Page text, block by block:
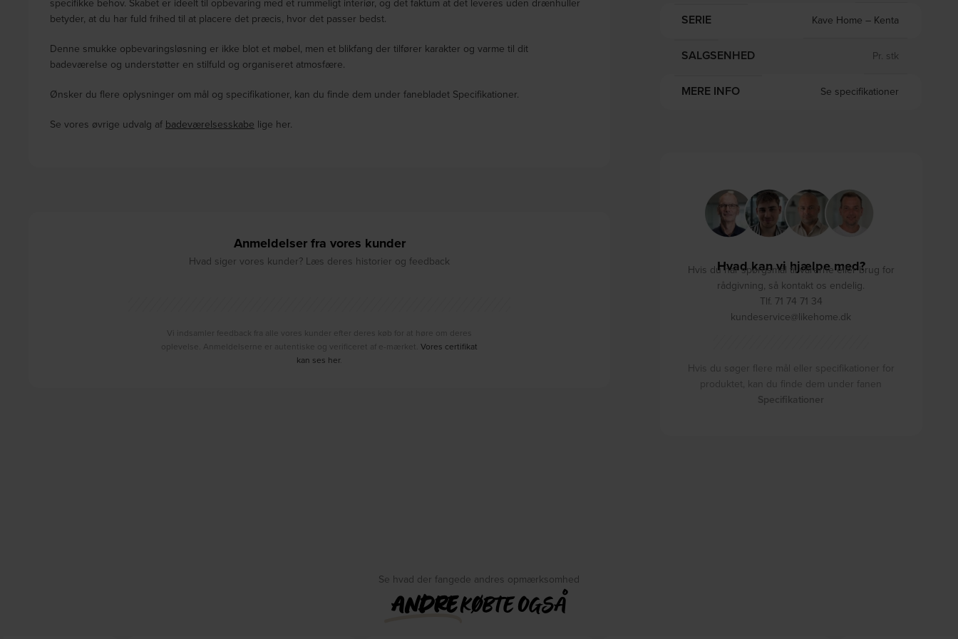
specifikke behov. Skabet er ideelt til opbevaring med et rummeligt interiør, og det faktum at det leveres uden drænhuller
betyder, at du har fuld frihed til at placere det præcis, hvor det passer bedst.
Denne smukke opbevaringsløsning er ikke blot et møbel, men et blikfang der tilfører karakter og varme til dit
badeværelse og understøtter en stilfuld og organiseret atmosfære.
Ønsker du flere oplysninger om mål og specifikationer, kan du finde dem under fanebladet Specifikationer.
Se vores øvrige udvalg af badeværelsesskabe lige her.
Anmeldelser fra vores kunder
Hvad siger vores kunder? Læs deres historier og feedback
Vi indsamler feedback fra alle vores kunder efter deres køb for at høre om deres
oplevelse. Anmeldelserne er autentiske og verificeret af e-mærket. Vores certifikat
kan ses her.
SERIE Kave Home – Kenta
SALGSENHED Pr. stk
MERE INFO Se specifikationer
Hvad kan vi hjælpe med?
Hvis du har spørgsmål til varerne eller brug for
rådgivning, så kontakt os endelig.
Tlf. 71 74 71 34
kundeservice@likehome.dk
Hvis du søger flere mål eller specifikationer for
produktet, kan du finde dem under fanen
Specifikationer
Se hvad der fangede andres opmærksomhed
ANDREKØBTE OGSÅ